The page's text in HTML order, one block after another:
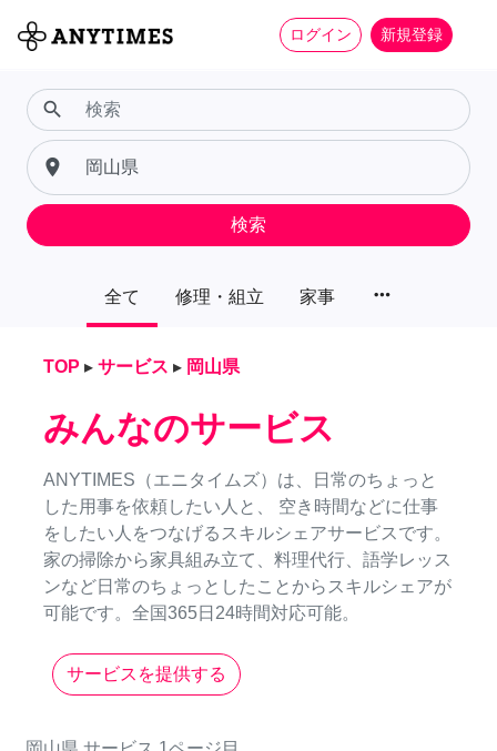
ログイン 新規登録
全て 修理・組立 家事 more_horiz
search
place
検索
TOP ▸ サービス ▸ 岡山県
みんなのサービス
ANYTIMES（エニタイムズ）は、日常のちょっと
した用事を依頼したい人と、 空き時間などに仕事
をしたい人をつなげるスキルシェアサービスです。
家の掃除から家具組み立て、料理代行、語学レッス
ンなど日常のちょっとしたことからスキルシェアが
可能です。全国365日24時間対応可能。
サービスを提供する